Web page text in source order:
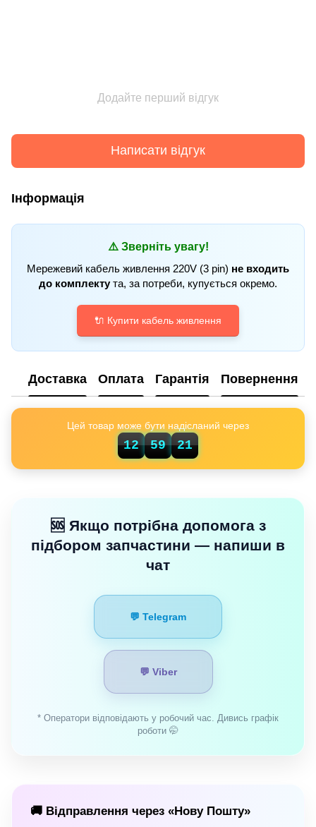
Додайте перший відгук
Написати відгук
Інформація
⚠️ Зверніть увагу!
Мережевий кабель живлення 220V (3 pin) не входить
до комплектута, за потреби, купується окремо.
🔌 Купити кабель живлення
Доставка Оплата Гарантія Повернення
Цей товар може бути надісланий через
12 59 20
🆘 Якщо потрібна допомога з
підбором запчастини — напиши в
чат
💬 Telegram
💬 Viber
* Оператори відповідають у робочий час. Дивись графік
роботи 🤭
🚚 Відправлення через «Нову Пошту»